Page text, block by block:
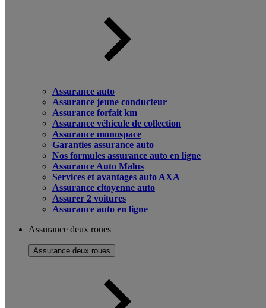
Assurance auto
Assurance jeune conducteur
Assurance forfait km
Assurance véhicule de collection
Assurance monospace
Garanties assurance auto
Nos formules assurance auto en ligne
Assurance Auto Malus
Services et avantages auto AXA
Assurance citoyenne auto
Assurer 2 voitures
Assurance auto en ligne
Assurance deux roues
Assurance deux roues